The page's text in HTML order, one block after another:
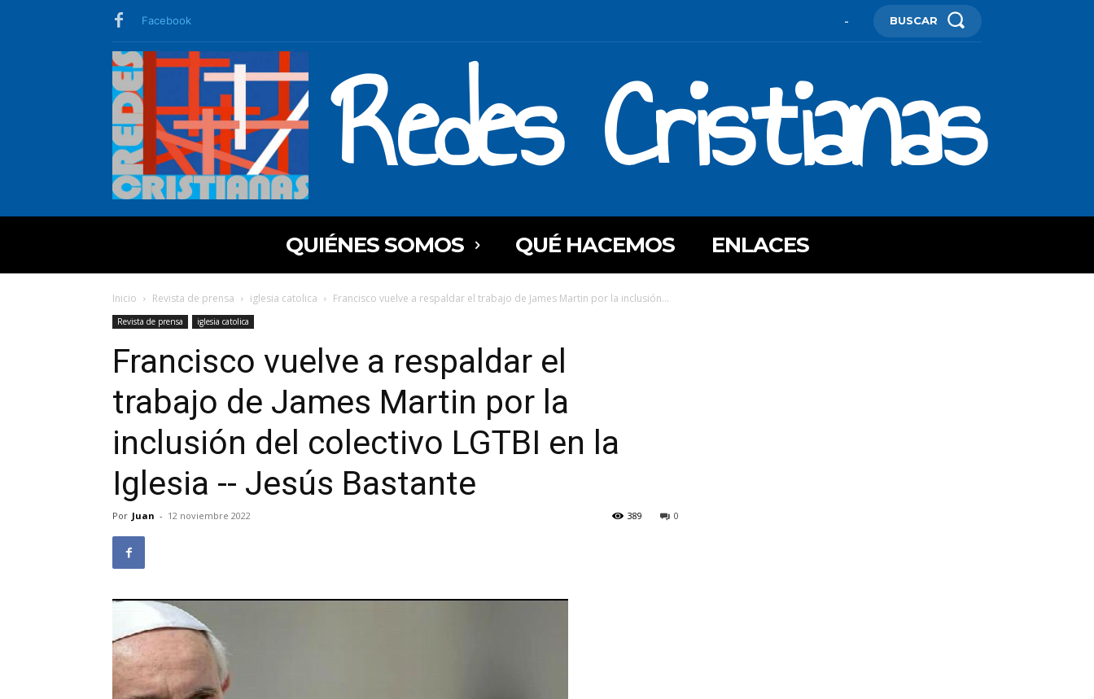
Facebook - BUSCAR
Redes Cristianas
QUIÉNES SOMOS QUÉ HACEMOS ENLACES
Inicio Revista de prensa iglesia catolica Francisco vuelve a respaldar el trabajo de James Martin por la inclusión...
Revista de prensa iglesia catolica
Francisco vuelve a respaldar el
trabajo de James Martin por la
inclusión del colectivo LGTBI en la
Iglesia -- Jesús Bastante
Por Juan - 12 noviembre 2022 0
389